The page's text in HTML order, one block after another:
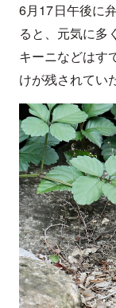
6月17日午後に
ると、元気に多
キーニなどはす
けが残されてい